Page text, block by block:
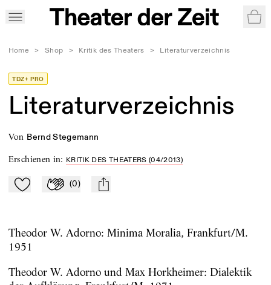
Home > Shop > Kritik des Theaters > Literaturverzeichnis
TDZ+ PRO
Literaturverzeichnis
von Bernd Stegemann
Erschienen in: KRITIK DES THEATERS (04/2013)
Zu Mein-TdZ hinzufügen
Applaudieren
(0) mail
Theodor W. Adorno: Minima Moralia, Frankfurt/M.
1951
Theodor W. Adorno und Max Horkheimer: Dialektik